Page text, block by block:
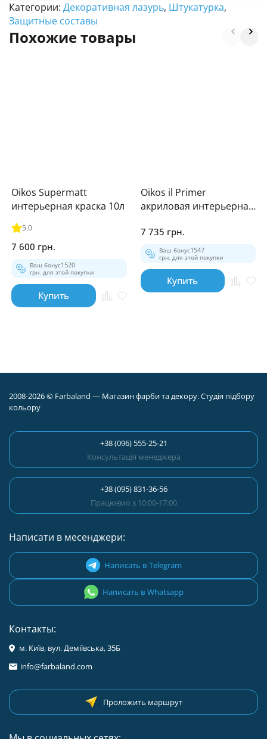
Категории: Декоративная лазурь, Штукатурка,
Защитные составы
Похожие товары
Oikos Supermatt
интерьерная краска 10л
5.0
7 600 грн.
Ваш бонус1520
грн. для этой покупки
Купить
Oikos il Primer
акриловая интерьерная
7 735 грн.
Ваш бонус1547
грн. для этой покупки
Купить
2008-2026 © Farbaland — Магазин фарби та декору. Студія підбору
кольору
+38 (096) 555-25-21
Консультація менеджера
+38 (095) 831-36-56
Працюємо з 10:00-17:00
Написати в месенджери:
Написать в Telegram
Написать в Whatsapp
Контакты:
м. Київ, вул. Деміївська, 35Б
info@farbaland.com
Проложить маршрут